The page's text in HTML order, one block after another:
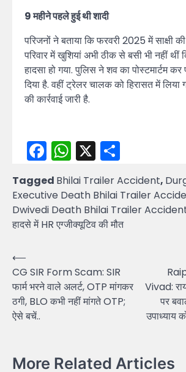
9 महीने पहले हुई थी शादी
परिजनों ने बताया कि फरवरी 2025 में साक्षी
परिवार में खुशियां अभी ठीक से बसी भी नहीं थीं
हादसा हो गया. पुलिस ने शव का पोस्टमार्टम कर
दिया है. वहीं ट्रेलर चालक को हिरासत में
की कार्रवाई जारी है.
Facebook
WhatsApp
X
Tagged Bhilai Trailer Accident,
Executive Death Bhilai Trailer
Dwivedi Death Bhilai Trailer
हादसे में HR एग्जीक्यूटिव की मौत
Post
navigation
⟵
CG SIR Form Scam: SIR
फार्म भरने वाले अलर्ट, OTP मांगकर
ठगी, BLO कभी नहीं मांगते OTP;
ऐसे बचें..
Vivad:
पर
उपाध्याय
More Related Articles